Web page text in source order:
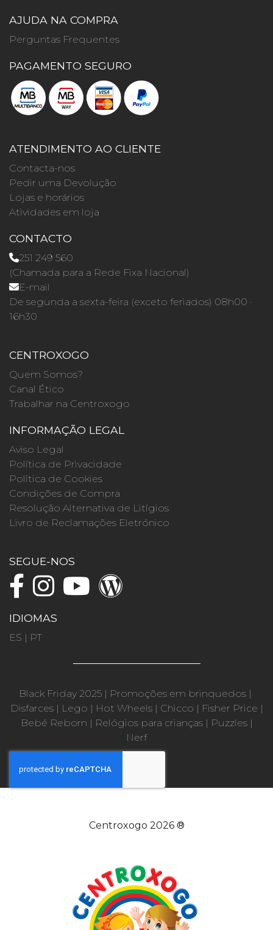
AJUDA NA COMPRA
Perguntas Frequentes
PAGAMENTO SEGURO
ATENDIMENTO AO CLIENTE
Contacta-nos
Pedir uma Devolução
Lojas e horários
Atividades em loja
CONTACTO
251 249 560
(Chamada para a Rede Fixa Nacional)
E-mail
De segunda a sexta-feira (exceto feriados) 08h00 ·
16h30
CENTROXOGO
Quem Somos?
Canal Ético
Trabalhar na Centroxogo
INFORMAÇÃO LEGAL
Aviso Legal
Política de Privacidade
Política de Cookies
Condições de Compra
Resolução Alternativa de Litígios
Livro de Reclamações Eletrónico
SEGUE-NOS
IDIOMAS
ES | PT
Black Friday 2025 | Promoções em brinquedos |
Disfarces| Lego | Hot Wheels| Chicco | Fisher Price |
Bebé Reborn | Relógios para crianças| Puzzles|
Nerf
Centroxogo 2026 ®